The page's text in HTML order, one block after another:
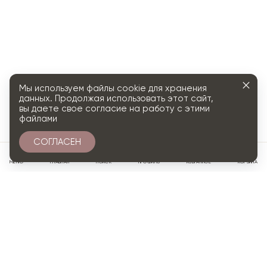
МЕНЮ ГЛАВНАЯ ПОИСК ПРОФИЛЬ ИЗБРАННОЕ КОРЗИНА
Мы используем файлы cookie для хранения
данных. Продолжая использовать этот сайт,
вы даете свое согласие на работу с этими
файлами
СОГЛАСЕН